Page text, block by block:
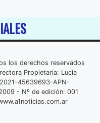
los derechos reservados
Propietaria: Lucia
45639693-APN-
- Nº de edición: 001